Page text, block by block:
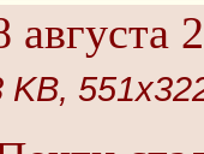
августа
KB,